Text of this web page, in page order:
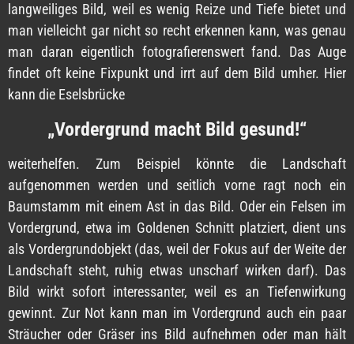
langweiliges Bild, weil es wenig Reize und Tiefe bietet und
man vielleicht gar nicht so recht erkennen kann, was genau
man daran eigentlich fotografierenswert fand. Das Auge
findet oft keine Fixpunkt und irrt auf dem Bild umher. Hier
kann die Eselsbrücke
„Vordergrund macht Bild gesund!“
weiterhelfen. Zum Beispiel könnte die Landschaft
aufgenommen werden und seitlich vorne ragt noch ein
Baumstamm mit einem Ast in das Bild. Oder ein Felsen im
Vordergrund, etwa im Goldenen Schnitt platziert, dient uns
als Vordergrundobjekt (das, weil der Fokus auf der Weite der
Landschaft steht, ruhig etwas unscharf wirken darf). Das
Bild wirkt sofort interessanter, weil es an Tiefenwirkung
gewinnt. Zur Not kann man im Vordergrund auch ein paar
Sträucher oder Gräser ins Bild aufnehmen oder man hält